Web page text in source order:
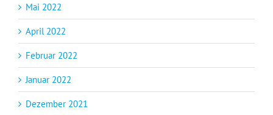
Mai 2022
April 2022
Februar 2022
Januar 2022
Dezember 2021